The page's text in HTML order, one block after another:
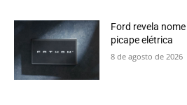
Ford revela
picape elétrica
8 de agosto de 2026